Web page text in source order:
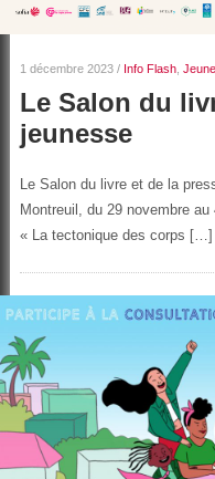
1 décembre 2023/ Info Flash,
Le Salon du
jeunesse
Le Salon du livre et de la
Montreuil, du 29 novembre
« La tectonique des corps […]